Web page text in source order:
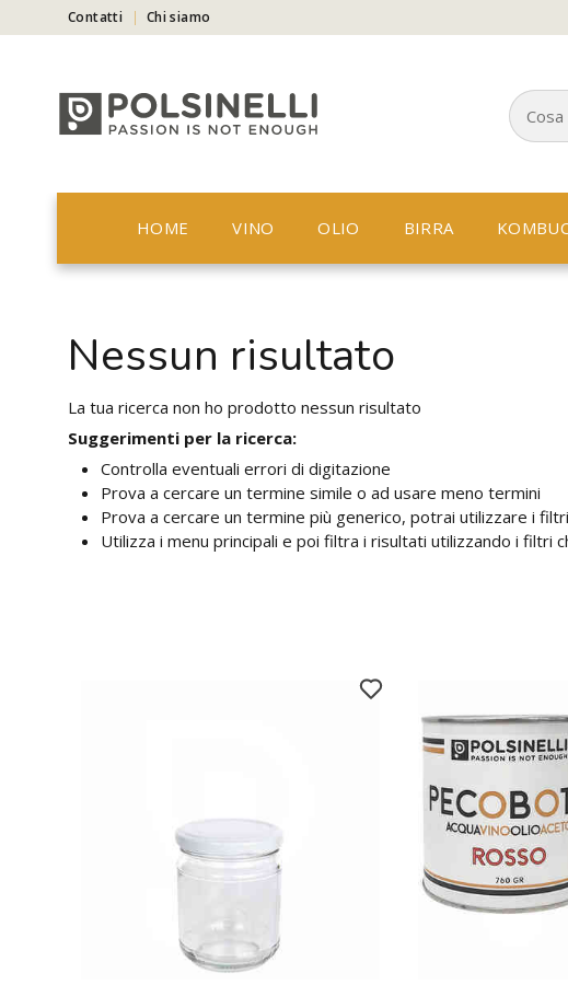
Contatti Chi siamo
HOME VINO OLIO BIRRA
Nessun risultato
La tua ricerca non ho prodotto nessun risultato
Suggerimenti per la ricerca:
Controlla eventuali errori di digitazione
Prova a cercare un termine simile o ad usare meno termini
Prova a cercare un termine più generico, potrai utilizzare i
Utilizza i menu principali e poi filtra i risultati utilizzando i filtri